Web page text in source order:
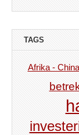
TAGS
Afrika - China